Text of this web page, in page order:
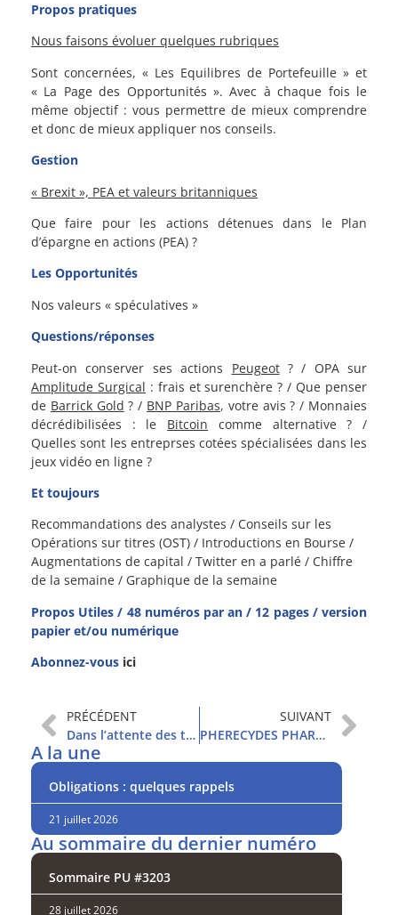
Propos pratiques
Nous faisons évoluer quelques rubriques
Sont concernées, « Les Equilibres de Portefeuille » et
« La Page des Opportunités ».Avec à chaque fois le
même objectif : vous permettre de mieux comprendre
et donc de mieux appliquer nos conseils.
Gestion
« Brexit », PEA et valeurs britanniques
Que faire pour les actions détenues dans le Plan
d’épargne en actions (PEA) ?
Les Opportunités
Nos valeurs « spéculatives »
Questions/réponses
Peut-on conserver ses actions Peugeot? / OPA sur
Amplitude Surgical : frais et surenchère ? / Que penser
de Barrick Gold ? / BNP Paribas, votre avis ? / Monnaies
décrédibilisées : le Bitcoin comme alternative ? /
Quelles sont les entreprses cotées spécialisées dans les
jeux vidéo en ligne ?
Et toujours
Recommandations des analystes / Conseils sur les
Opérations sur titres (OST) / Introductions en Bourse /
Augmentations de capital / Twitter en a parlé / Chiffre
de la semaine / Graphique de la semaine
Propos Utiles / 48 numéros par an / 12 pages / version
papier et/ou numérique
Abonnez-vous ici
PRÉCÉDENT
Dans l’attente des trimestriels
SUIVANT
PHERECYDES PHARMA
A la une
Obligations : quelques rappels
21 juillet 2026
Au sommaire du dernier numéro
Sommaire PU #3203
28 juillet 2026